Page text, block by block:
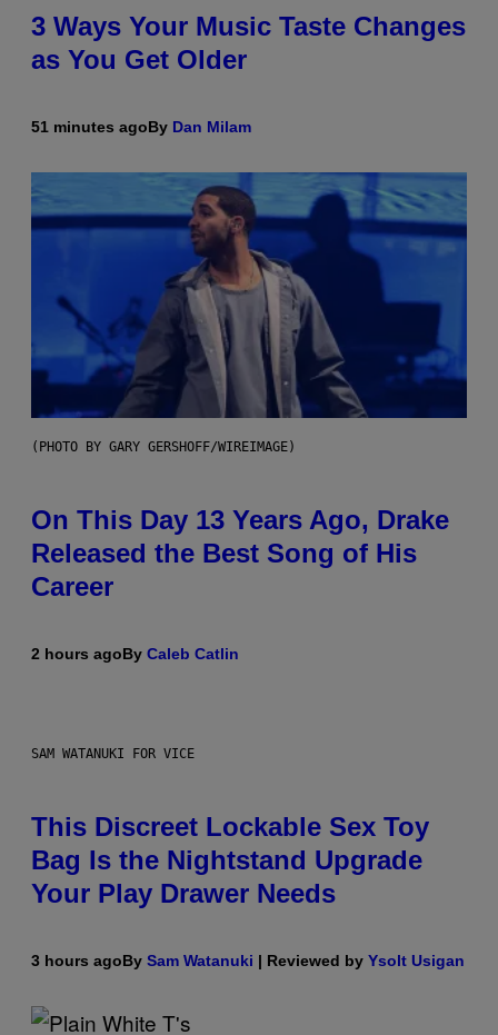
3 Ways Your Music Taste Changes
as You Get Older
51 minutes agoBy Dan Milam
(PHOTO BY GARY GERSHOFF/WIREIMAGE)
On This Day 13 Years Ago, Drake
Released the Best Song of His
Career
2 hours agoBy Caleb Catlin
SAM WATANUKI FOR VICE
This Discreet Lockable Sex Toy
Bag Is the Nightstand Upgrade
Your Play Drawer Needs
3 hours agoBy Sam Watanuki | Reviewed by Ysolt Usigan